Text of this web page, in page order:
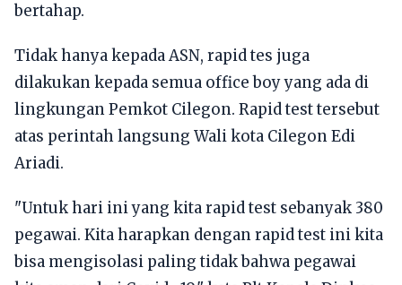
bertahap.
Tidak hanya kepada ASN, rapid tes juga
dilakukan kepada semua office boy yang ada di
lingkungan Pemkot Cilegon. Rapid test tersebut
atas perintah langsung Wali kota Cilegon Edi
Ariadi.
"Untuk hari ini yang kita rapid test sebanyak 380
pegawai. Kita harapkan dengan rapid test ini kita
bisa mengisolasi paling tidak bahwa pegawai